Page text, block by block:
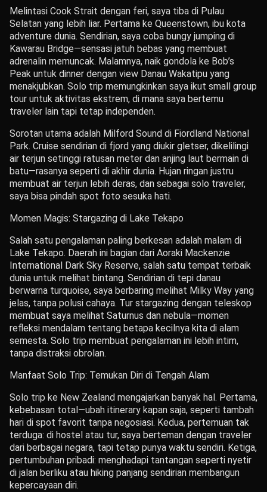
Melintasi Cook Strait dengan feri, saya tiba di Pulau
Selatan yang lebih liar. Pertama ke Queenstown, ibu kota
adventure dunia. Sendirian, saya coba bungy jumping di
Kawarau Bridge—sensasi jatuh bebas yang membuat
adrenalin memuncak. Malamnya, naik gondola ke Bob’s
Peak untuk dinner dengan view Danau Wakatipu yang
menakjubkan. Solo trip memungkinkan saya ikut small group
tour untuk aktivitas ekstrem, di mana saya bertemu
traveler lain tapi tetap independen.
Sorotan utama adalah Milford Sound di Fiordland National
Park. Cruise sendirian di fjord yang diukir gletser, dikelilingi
air terjun setinggi ratusan meter dan anjing laut bermain di
batu—rasanya seperti di akhir dunia. Hujan ringan justru
membuat air terjun lebih deras, dan sebagai solo traveler,
saya bisa pindah spot foto sesuka hati.
Momen Magis: Stargazing di Lake Tekapo
Salah satu pengalaman paling berkesan adalah malam di
Lake Tekapo. Daerah ini bagian dari Aoraki Mackenzie
International Dark Sky Reserve, salah satu tempat terbaik
dunia untuk melihat bintang. Sendirian di tepi danau
berwarna turquoise, saya berbaring melihat Milky Way yang
jelas, tanpa polusi cahaya. Tur stargazing dengan teleskop
membuat saya melihat Saturnus dan nebula—momen
refleksi mendalam tentang betapa kecilnya kita di alam
semesta. Solo trip membuat pengalaman ini lebih intim,
tanpa distraksi obrolan.
Manfaat Solo Trip: Temukan Diri di Tengah Alam
Solo trip ke New Zealand mengajarkan banyak hal. Pertama,
kebebasan total—ubah itinerary kapan saja, seperti tambah
hari di spot favorit tanpa negosiasi. Kedua, pertemuan tak
terduga: di hostel atau tur, saya berteman dengan traveler
dari berbagai negara, tapi tetap punya waktu sendiri. Ketiga,
pertumbuhan pribadi: menghadapi tantangan seperti nyetir
di jalan berliku atau hiking panjang sendirian membangun
kepercayaan diri.